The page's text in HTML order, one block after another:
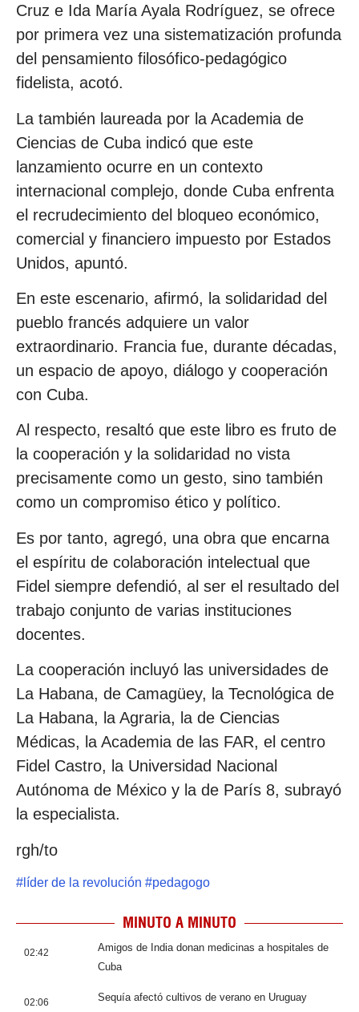
Cruz e Ida María Ayala Rodríguez, se ofrece
por primera vez una sistematización profunda
del pensamiento filosófico-pedagógico
fidelista, acotó.
La también laureada por la Academia de
Ciencias de Cuba indicó que este
lanzamiento ocurre en un contexto
internacional complejo, donde Cuba enfrenta
el recrudecimiento del bloqueo económico,
comercial y financiero impuesto por Estados
Unidos, apuntó.
En este escenario, afirmó, la solidaridad del
pueblo francés adquiere un valor
extraordinario. Francia fue, durante décadas,
un espacio de apoyo, diálogo y cooperación
con Cuba.
Al respecto, resaltó que este libro es fruto de
la cooperación y la solidaridad no vista
precisamente como un gesto, sino también
como un compromiso ético y político.
Es por tanto, agregó, una obra que encarna
el espíritu de colaboración intelectual que
Fidel siempre defendió, al ser el resultado del
trabajo conjunto de varias instituciones
docentes.
La cooperación incluyó las universidades de
La Habana, de Camagüey, la Tecnológica de
La Habana, la Agraria, la de Ciencias
Médicas, la Academia de las FAR, el centro
Fidel Castro, la Universidad Nacional
Autónoma de México y la de París 8, subrayó
la especialista.
rgh/to
# líder de la revolución #pedagogo
MINUTO A MINUTO
02:42
Amigos de India donan medicinas a hospitales de
Cuba
02:06 Sequía afectó cultivos de verano en Uruguay